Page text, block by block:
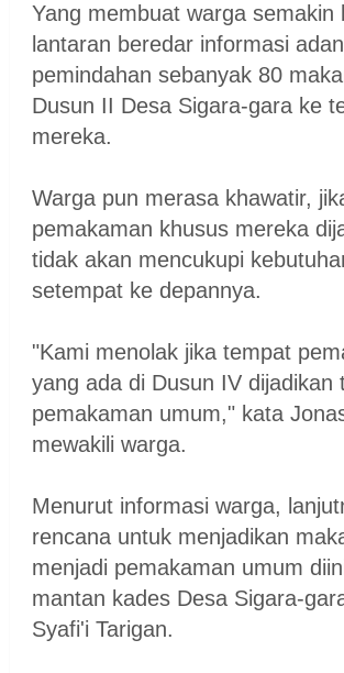
Yang membuat warga semakin
lantaran beredar informasi
pemindahan sebanyak 80
Dusun II Desa Sigara-gara ke
mereka.
Warga pun merasa khawatir,
pemakaman khusus mereka
tidak akan mencukupi
setempat ke depannya.
"Kami menolak jika tempat
yang ada di Dusun IV dijadikan
pemakaman umum," kata
mewakili warga.
Menurut informasi warga,
rencana untuk menjadikan
menjadi pemakaman umum
mantan kades Desa Sigara-
Syafi'i Tarigan.